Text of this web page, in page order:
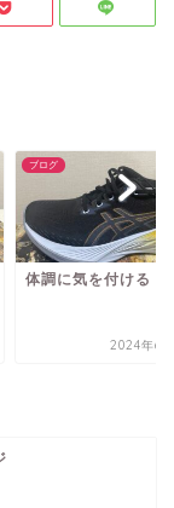
ブログ
体調に気を付ける
2024年6